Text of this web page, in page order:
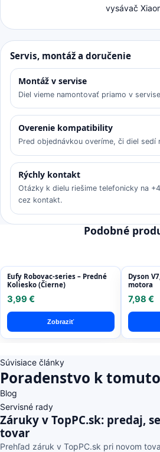
vysávač
Servis, montáž a doručenie
Montáž v servise
Diel vieme namontovať priamo v
Overenie kompatibility
Pred objednávkou overíme, či diel sedí
Rýchly kontakt
Otázky k dielu riešime telefonicky na
cez kontakt.
Podobné
Eufy Robovac-series – Predné
Koliesko (Čierne)
3,99 €
Zobraziť
Dyson
motora
7,98 €
Súvisiace články
Poradenstvo k
Blog
Servisné rady
Záruky v TopPC.sk: predaj,
tovar
Prehľad záruk v TopPC.sk pri novom